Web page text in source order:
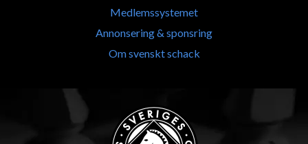
Medlemssystemet
Annonsering & sponsring
Om svenskt schack